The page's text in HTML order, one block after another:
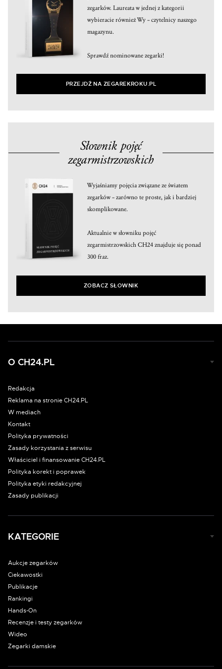
zegarków. Laureata w jednej z kategorii
wybieracie również Wy – czytelnicy naszego
magazynu.
Sprawdź nominowane zegarki!
PRZEJDŹ NA ZEGAREKROKU.PL
Słownik pojęć
zegarmistrzowskich
Wyjaśniamy pojęcia związane ze światem
zegarków – zarówno te proste, jak i bardziej
skomplikowane.
Aktualnie w słowniku pojęć
zegarmistrzowskich CH24 znajduje się ponad
300 fraz.
ZOBACZ SŁOWNIK
O CH24.PL
Redakcja
Reklama na stronie CH24.PL
W mediach
Kontakt
Polityka prywatności
Zasady korzystania z serwisu
Właściciel i finansowanie CH24.PL
Polityka korekt i poprawek
Polityka etyki redakcyjnej
Zasady publikacji
KATEGORIE
Aukcje zegarków
Ciekawostki
Publikacje
Rankingi
Hands-On
Recenzje i testy zegarków
Wideo
Zegarki damskie